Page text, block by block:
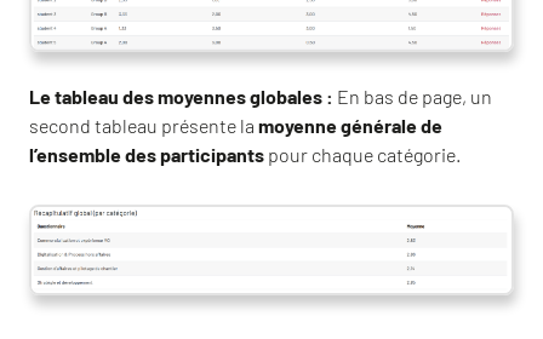
Le tableau des moyennes globales : En bas de page, un
second tableau présente la moyenne générale de
l’ensemble des participants pour chaque catégorie.